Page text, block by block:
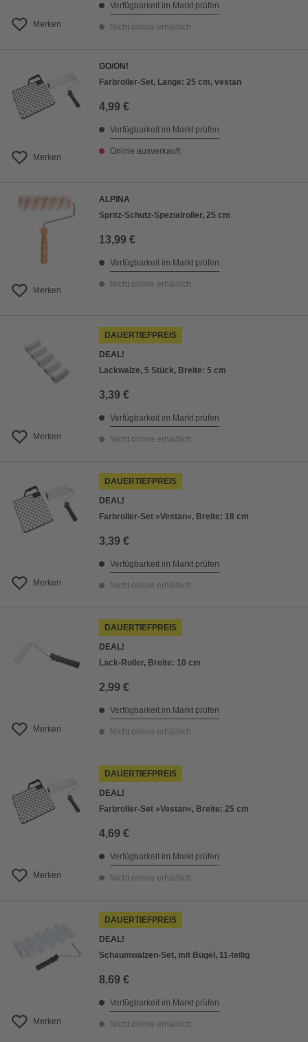
Merken
Verfügbarkeit im Markt prüfen
Nicht online erhältlich
Merken
GO/ON!
Farbroller-Set, Länge: 25 cm, vestan
4,99 €
Verfügbarkeit im Markt prüfen
Online ausverkauft
Merken
ALPINA
Spritz-Schutz-Spezialroller, 25 cm
13,99 €
Verfügbarkeit im Markt prüfen
Nicht online erhältlich
Merken
DAUERTIEFPREIS
DEAL!
Lackwalze, 5 Stück, Breite: 5 cm
3,39 €
Verfügbarkeit im Markt prüfen
Nicht online erhältlich
Merken
DAUERTIEFPREIS
DEAL!
Farbroller-Set »Vestan«, Breite: 18 cm
3,39 €
Verfügbarkeit im Markt prüfen
Nicht online erhältlich
Merken
DAUERTIEFPREIS
DEAL!
Lack-Roller, Breite: 10 cm
2,99 €
Verfügbarkeit im Markt prüfen
Nicht online erhältlich
Merken
DAUERTIEFPREIS
DEAL!
Farbroller-Set »Vestan«, Breite: 25 cm
4,69 €
Verfügbarkeit im Markt prüfen
Nicht online erhältlich
Merken
DAUERTIEFPREIS
DEAL!
Schaumwalzen-Set, mit Bügel, 11-teilig
8,69 €
Verfügbarkeit im Markt prüfen
Nicht online erhältlich